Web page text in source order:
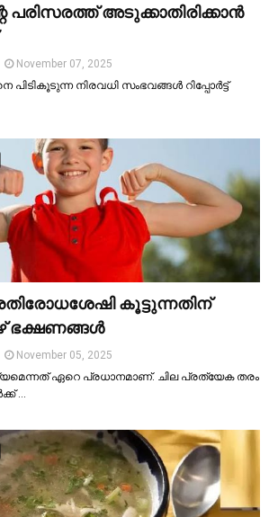
പരിസരത്ത് അടുക്കാതിരിക്കാൻ
November 07, 2025
പിടികൂടുന്ന നിരവധി സംഭവങ്ങള്‍ റിപ്പോർട്ട്
കൂട്ടുന്നതിന്
ഭക്ഷണങ്ങള്‍
November 05, 2025
ഏറെ പ്രധാനമാണ്. ചില പ്രത്യേക തരം
…